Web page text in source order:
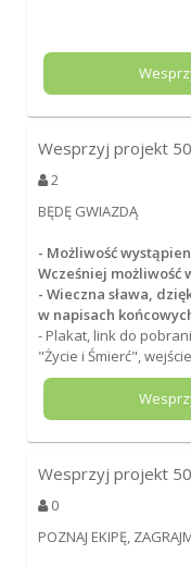
Wesprzyj projekt
2
BĘDĘ GWIAZDĄ
- Możliwość
Wcześniej możliwość
- Wieczna sława,
w napisach
- Plakat, link do
"Życie i Śmierć",
Wesprzyj projekt
0
POZNAJ EKIPĘ,